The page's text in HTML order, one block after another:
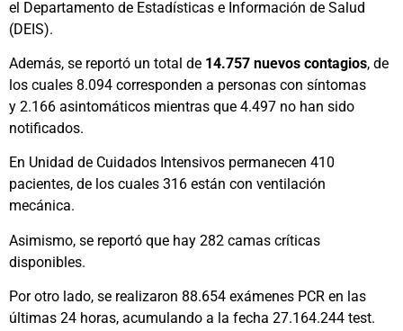
el Departamento de Estadísticas e Información de Salud
(DEIS).
Además, se reportó un total de 14.757 nuevos contagios, de
los cuales 8.094 corresponden a personas con síntomas
y 2.166 asintomáticos mientras que 4.497 no han sido
notificados.
En Unidad de Cuidados Intensivos permanecen 410
pacientes, de los cuales 316 están con ventilación
mecánica.
Asimismo, se reportó que hay 282 camas críticas
disponibles.
Por otro lado, se realizaron 88.654 exámenes PCR en las
últimas 24 horas, acumulando a la fecha 27.164.244 test.